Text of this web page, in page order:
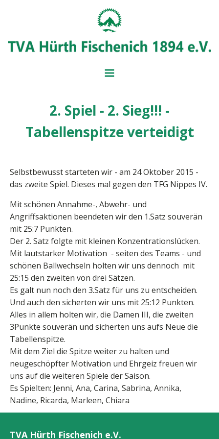
VORSTAND
SERVICE UND
BEITRAGSÜBERSICHT
IMPRESSUM
2. Spiel - 2. Sieg!!! -
Tabellenspitze verteidigt
Selbstbewusst starteten wir - am 24 Oktober 2015 -
das zweite Spiel. Dieses mal gegen den TFG Nippes IV.
Mit schönen Annahme-, Abwehr- und
Angriffsaktionen beendeten wir den 1.Satz souverän
mit 25:7 Punkten.
Der 2. Satz folgte mit kleinen Konzentrationslücken.
Mit lautstarker Motivation - seiten des Teams - und
schönen Ballwechseln holten wir uns dennoch mit
25:15 den zweiten von drei Sätzen.
Es galt nun noch den 3.Satz für uns zu entscheiden.
Und auch den sicherten wir uns mit 25:12 Punkten.
Alles in allem holten wir, die Damen III, die zweiten
3Punkte souverän und sicherten uns aufs Neue die
Tabellenspitze.
Mit dem Ziel die Spitze weiter zu halten und
neugeschöpfter Motivation und Ehrgeiz freuen wir
uns auf die weiteren Spiele der Saison.
Es Spielten: Jenni, Ana, Carina, Sabrina, Annika,
Nadine, Ricarda, Marleen, Chiara
TVA Hürth Fischenich e.V.